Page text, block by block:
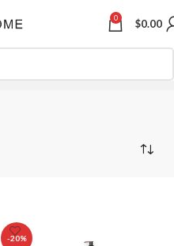
0 $0.00
-20%